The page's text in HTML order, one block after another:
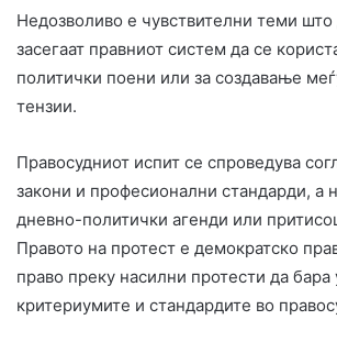
Недозволиво е чувствителни теми што
засегаат правниот систем да се
политички поени или за создавање
тензии.
Правосудниот испит се спроведува
закони и професионални стандарди, а
дневно-политички агенди или
Правото на протест е демократско
право преку насилни протести да
критериумите и стандардите во